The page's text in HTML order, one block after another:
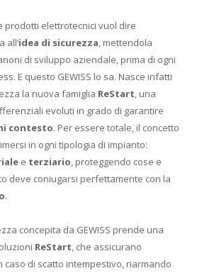
prodotti elettrotecnici vuol dire
all’idea di sicurezza, mettendola
di sviluppo aziendale, prima di ogni
E questo GEWISS lo sa. Nasce infatti
la nuova famiglia ReStart, una
evoluti in grado di garantire
contesto. Per essere totale, il concetto
in ogni tipologia di impianto:
e terziario, proteggendo cose e
deve coniugarsi perfettamente con la
.
concepita da GEWISS prende una
ReStart, che assicurano
caso di scatto intempestivo, riarmando